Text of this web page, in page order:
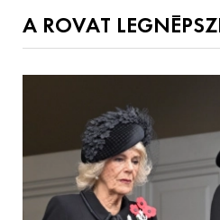
A ROVAT